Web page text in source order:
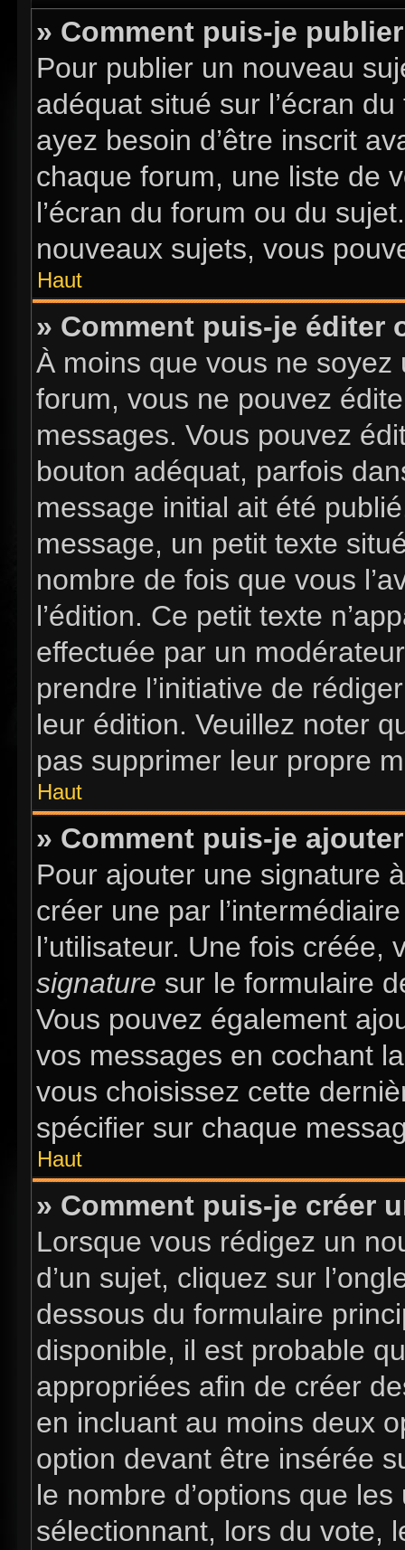
» Comment puis-je
Pour publier un nouveau
adéquat situé sur l’écran
ayez besoin d’être inscrit
chaque forum, une liste de
l’écran du forum ou du
nouveaux sujets, vous
Haut
» Comment puis-je éditer
À moins que vous ne
forum, vous ne pouvez
messages. Vous pouvez
bouton adéquat, parfois
message initial ait été
message, un petit texte
nombre de fois que vous
l’édition. Ce petit texte
effectuée par un
prendre l’initiative de
leur édition. Veuillez noter
pas supprimer leur propre
Haut
» Comment puis-je
Pour ajouter une signature
créer une par
l’utilisateur. Une fois
signature sur le formulaire
Vous pouvez également
vos messages en cochant
vous choisissez cette
spécifier sur chaque
Haut
» Comment puis-je créer
Lorsque vous rédigez un
d’un sujet, cliquez sur
dessous du formulaire
disponible, il est probable
appropriées afin de créer
en incluant au moins deux
option devant être insérée
le nombre d’options que
sélectionnant, lors du vote,